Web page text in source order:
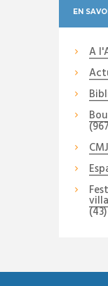
EN
A
CMJ
(43)